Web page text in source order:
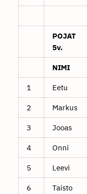
POJAT
5v.
NIMI
1 Eetu
2 Markus
3 Jooas
4 Onni
5 Leevi
6 Taisto